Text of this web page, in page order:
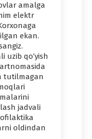
amalga
elektr
ekan.
uzib qo‘yish
tutilmagan
jadvali
oldindan